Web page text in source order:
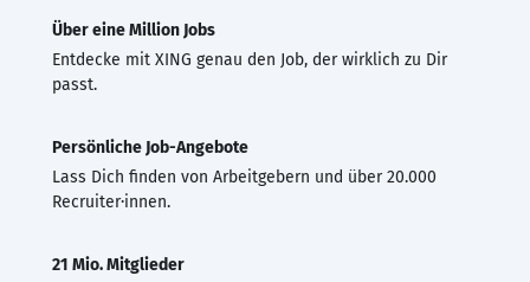
Über eine Million Jobs
Entdecke mit XING genau den Job, der wirklich zu Dir
passt.
Persönliche Job-Angebote
Lass Dich finden von Arbeitgebern und über 20.000
Recruiter·innen.
21 Mio. Mitglieder